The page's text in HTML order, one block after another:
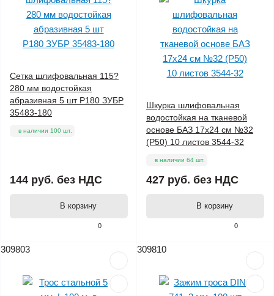
0
Сетка шлифовальная 115?
280 мм водостойкая
абразивная 5 шт P180 ЗУБР
35483-180
в наличии 100 шт.
144 руб. без НДС
В корзину
0
Шкурка шлифовальная
водостойкая на тканевой
основе БАЗ 17х24 см №32
(Р50) 10 листов 3544-32
в наличии 64 шт.
427 руб. без НДС
В корзину
309803 309810